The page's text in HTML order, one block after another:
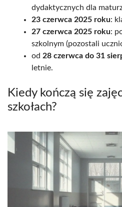
dydaktycznych dla
23 czerwca 2025 roku:
27 czerwca 2025 roku:
szkolnym (pozostali
od 28 czerwca do 31
letnie.
Kiedy kończą się
szkołach?